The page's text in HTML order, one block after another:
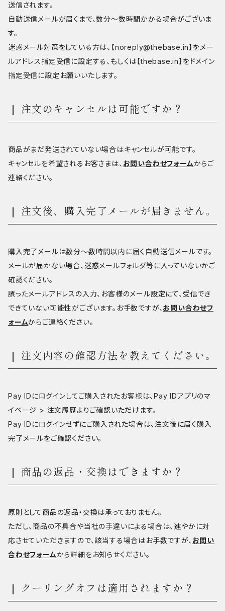
送信されます。
自動送信メールが届くまで、数分～数時間かかる場合がございま
す。
迷惑メール対策をしている方は、【noreply@thebase.in】をメー
ルアドレス指定受信に設定する、もしくは【thebase.in】をドメイン
指定受信に設定お願いいたします。
注文のキャンセルは可能ですか？
商品がまだ発送されていない場合はキャンセルが可能です。
キャンセルを希望されるお客さまは、 お問い合わせフォームからご
連絡ください。
注文後、購入完了メールが届きません。
購入完了メールは数分～数時間以内に届く自動送信メールです。
メールが届かない場合、迷惑メールフォルダ等に入っていないかご
確認ください。
誤ったメールアドレスの入力、お客様のメール設定にて、受信でき
できていない可能性がございます。お手数ですが、 お問い合わせフ
ォームからご連絡ください。
注文内容の確認方法を教えてください。
Pay IDにログインしてご購入されたお客様は、Pay IDアプリのマ
イページ > 注文履歴よりご確認いただけます。
Pay IDにログインせずにご購入された場合は、注文後に届く購入
完了メールをご確認ください。
商品の返品・交換はできますか？
原則として商品の返品・交換は承っておりません。
ただし、商品の不具合や当社の手違いによる場合は、速やかに対
応させていただきますので、該当する場合はお手数ですが、 お問い
合わせフォームから詳細をお知らせください。
クーリングオフは適用されますか？